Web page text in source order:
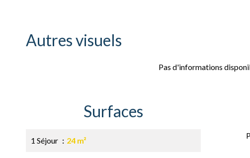
Autres visuels
Pas d'informations
Surfaces
1 Séjour 24 m²